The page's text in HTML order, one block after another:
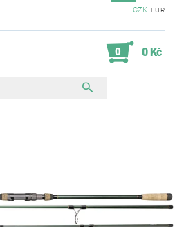
CZK EUR
0 0 Kč